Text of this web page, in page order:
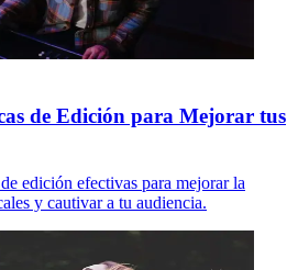
de Edición para Mejorar tus
edición efectivas para mejorar la
y cautivar a tu audiencia.